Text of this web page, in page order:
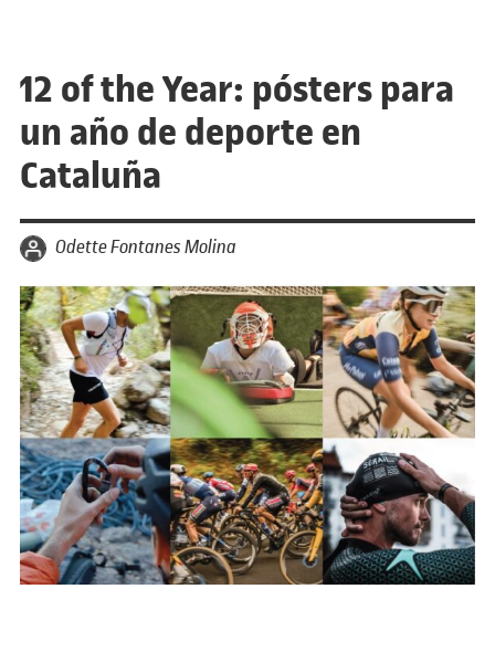
12 of the Year: pósters para
un año de deporte en
Cataluña
por Odette Fontanes Molina